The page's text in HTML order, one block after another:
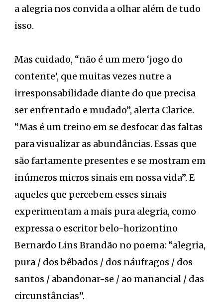
a alegria nos convida a olhar além de tudo
isso.
Mas cuidado, “não é um mero ‘jogo do
contente’, que muitas vezes nutre a
irresponsabilidade diante do que precisa
ser enfrentado e mudado”, alerta Clarice.
“Mas é um treino em se desfocar das faltas
para visualizar as abundâncias. Essas que
são fartamente presentes e se mostram em
inúmeros micros sinais em nossa vida”. E
aqueles que percebem esses sinais
experimentam a mais pura alegria, como
expressa o escritor belo-horizontino
Bernardo Lins Brandão no poema: “alegria,
pura / dos bêbados / dos náufragos / dos
santos / abandonar-se / ao manancial / das
circunstâncias”.